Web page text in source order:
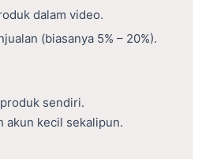
dalam video.
(biasanya 5% – 20%).
sendiri.
akun kecil sekalipun.